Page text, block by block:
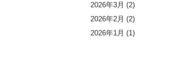
2026年3月 (2)
2026年2月 (2)
2026年1月 (1)